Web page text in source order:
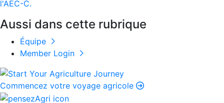
l'AEC-C.
Aussi dans cette rubrique
Équipe
Member Login
Commencez votre voyage agricole